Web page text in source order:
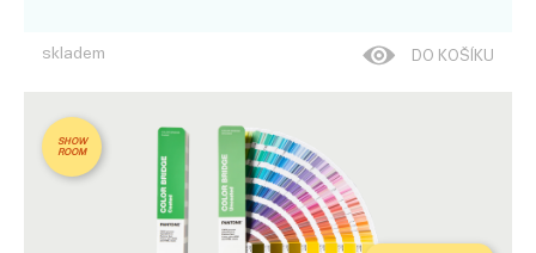
skladem DO KOŠÍKU
SHOW
ROOM